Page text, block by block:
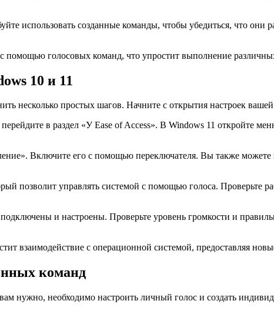
использовать созданные команды, чтобы убедиться, что они
голосовых команд, что упростит выполнение
10 и 11
несколько простых шагов. Начните с открытия настроек
в раздел «У Ease of Access». В Windows 11 откройте
Включите его с помощью переключателя. Вы также
позволит управлять системой с помощью голоса. Проверьте
и настроены. Проверьте уровень громкости и
взаимодействие с операционной системой, предоставляя
команд
нужно, необходимо настроить личный голос и создать